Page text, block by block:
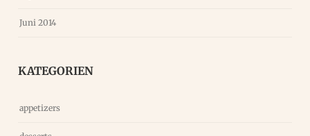
Juni 2014
KATEGORIEN
appetizers